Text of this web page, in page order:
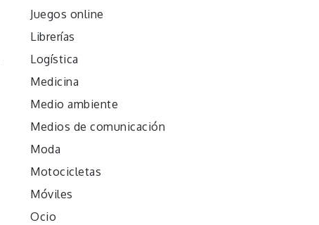
Juegos online
Librerías
Logística
Medicina
Medio ambiente
Medios de comunicación
Moda
Motocicletas
Móviles
Ocio